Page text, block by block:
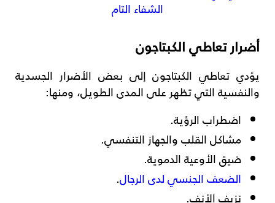
الشفاء التام
أضرار تعاطي الكبتاجون
يؤدي تعاطي الكبتاجون إلى بعض الأضرار الجسدية
والنفسية التي تظهر على المدى الطويل، ومنها:
اضطراب الرؤية.
مشاكل القلب والجهاز التنفسي.
ضيق الأوعية الدموية.
الضعف الجنسي لدى الرجال.
نزيف الأنف.